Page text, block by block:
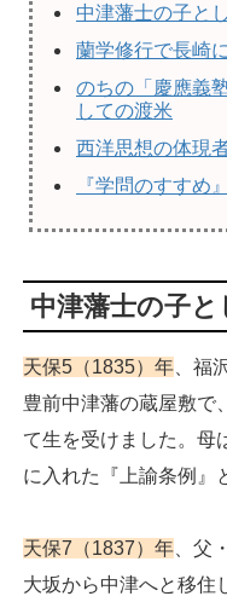
中津藩士の子と
蘭学修行で長崎
のちの「慶應義
しての渡米
西洋思想の体現
『学問のすすめ
中津藩士の子
天保5（1835）年 、福
豊前中津藩の蔵屋敷で
て生を受けました。母
に入れた『上諭条例』
天保7（1837）年 、父
大坂から中津へと移住